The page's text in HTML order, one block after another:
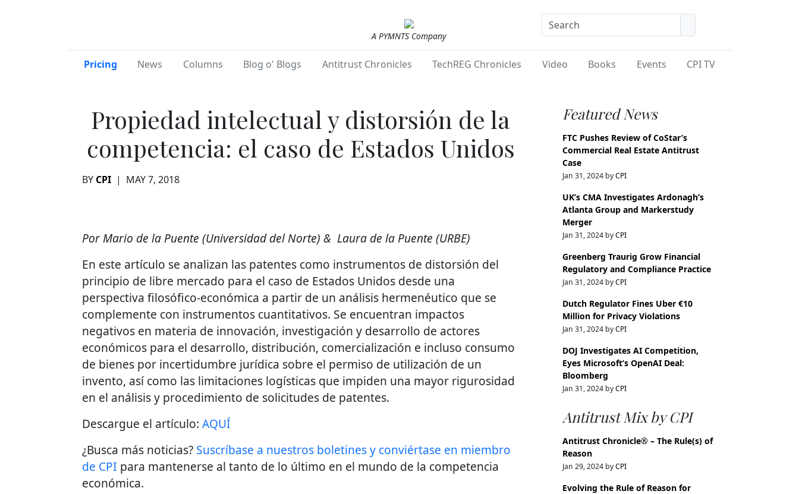
A PYMNTS Company
Pricing News Columns Blog o' Blogs Antitrust Chronicles TechREG Chronicles Video Books Events CPI TV
Propiedad intelectual y distorsión de la
competencia: el caso de Estados Unidos
BY CPI | MAY 7, 2018
Por Mario de la Puente (Universidad del Norte) & Laura de la Puente (URBE)
En este artículo se analizan las patentes como instrumentos de distorsión del
principio de libre mercado para el caso de Estados Unidos desde una
perspectiva filosófico-económica a partir de un análisis hermenéutico que se
complemente con instrumentos cuantitativos. Se encuentran impactos
negativos en materia de innovación, investigación y desarrollo de actores
económicos para el desarrollo, distribución, comercialización e incluso consumo
de bienes por incertidumbre jurídica sobre el permiso de utilización de un
invento, así como las limitaciones logísticas que impiden una mayor rigurosidad
en el análisis y procedimiento de solicitudes de patentes.
Descargue el artículo: AQUÍ
¿Busca más noticias? Suscríbase a nuestros boletines y conviértase en miembro
de CPI para mantenerse al tanto de lo último en el mundo de la competencia
económica.
Featured News
FTC Pushes Review of CoStar’s
Commercial Real Estate Antitrust
Case
Jan 31, 2024 byCPI
UK’s CMA Investigates Ardonagh’s
Atlanta Group and Markerstudy
Merger
Jan 31, 2024 byCPI
Greenberg Traurig Grow Financial
Regulatory and Compliance Practice
Jan 31, 2024 byCPI
Dutch Regulator Fines Uber €10
Million for Privacy Violations
Jan 31, 2024 byCPI
DOJ Investigates AI Competition,
Eyes Microsoft’s OpenAI Deal:
Bloomberg
Jan 31, 2024 byCPI
Antitrust Mix by CPI
Antitrust Chronicle® – The Rule(s) of
Reason
Jan 29, 2024 byCPI
Evolving the Rule of Reason for